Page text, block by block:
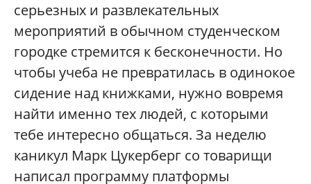
серьезных и развлекательных
мероприятий в обычном студенческом
городке стремится к бесконечности. Но
чтобы учеба не превратилась в одинокое
сидение над книжками, нужно вовремя
найти именно тех людей, с которыми
тебе интересно общаться. За неделю
каникул Марк Цукерберг со товарищи
написал программу платформы